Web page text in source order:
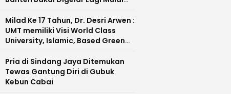
Milad Ke 17 Tahun, Dr. Desri Arwen :
UMT memiliki Visi World Class
University, Islamic, Based Green
Unggul di Banten
Pria di Sindang Jaya Ditemukan
Tewas Gantung Diri di Gubuk
Kebun Cabai